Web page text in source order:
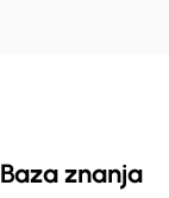
Baza znanja